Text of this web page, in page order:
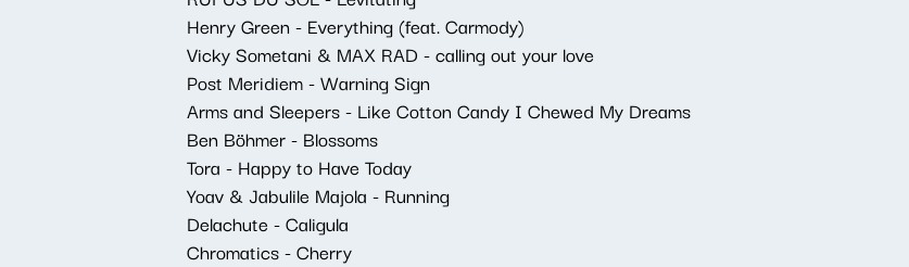
Henry Green - Everything (feat. Carmody)
Vicky Sometani & MAX RAD - calling out your love
Post Meridiem - Warning Sign
Arms and Sleepers - Like Cotton Candy I Chewed My Dreams
Ben Böhmer - Blossoms
Tora - Happy to Have Today
Yoav & Jabulile Majola - Running
Delachute - Caligula
Chromatics - Cherry